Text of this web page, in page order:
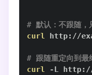
# 默认：不跟随
curl
# 跟随重定向到最
curl